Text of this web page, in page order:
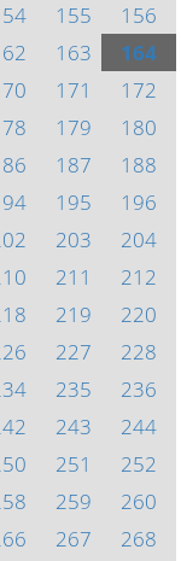
155
156
163
164
171
172
179
180
187
188
195
196
203
204
211
212
219
220
227
228
235
236
243
244
251
252
259
260
267
268